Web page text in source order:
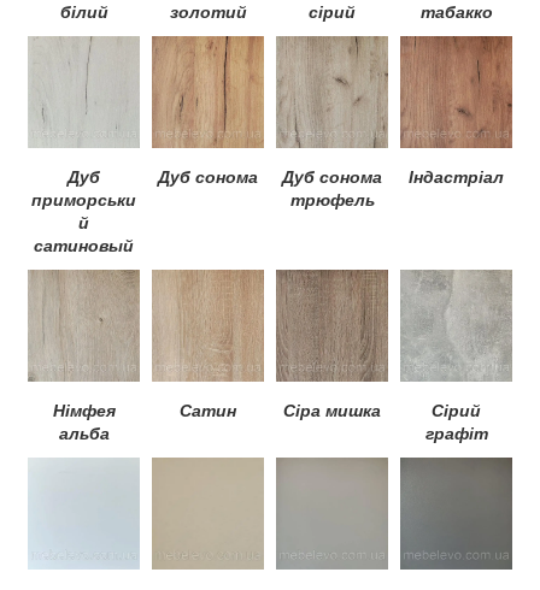
білий
золотий
сірий
табакко
Дуб
приморськи
й
сатиновый
Дуб сонома
Дуб сонома
трюфель
Індастріал
Німфея
альба
Сатин Сіра мишка
Сірий
графіт